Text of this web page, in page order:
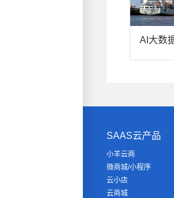
SAAS云产品
小羊云商
微商城/小程序
云小店
云商城